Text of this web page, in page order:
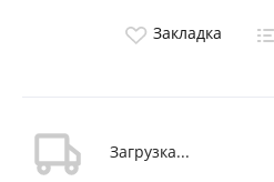
Закладка
Загрузка...